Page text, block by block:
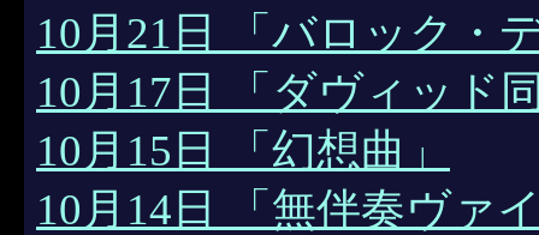
10月21日 「バロック・
10月17日 「ダヴィッド
10月15日 「幻想曲」
10月14日 「無伴奏ヴァ